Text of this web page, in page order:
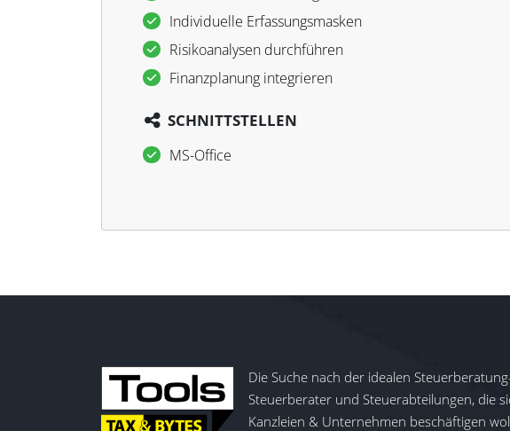
Individuelle Erfassungsmasken
Risikoanalysen durchführen
Finanzplanung integrieren
SCHNITTSTELLEN
MS-Office
Die Suche nach der idealen
Steuerberater und Steuerabteilungen, die
Kanzleien & Unternehmen beschäftigen